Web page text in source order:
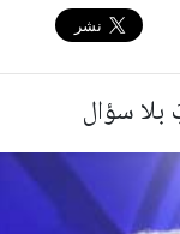
سؤال